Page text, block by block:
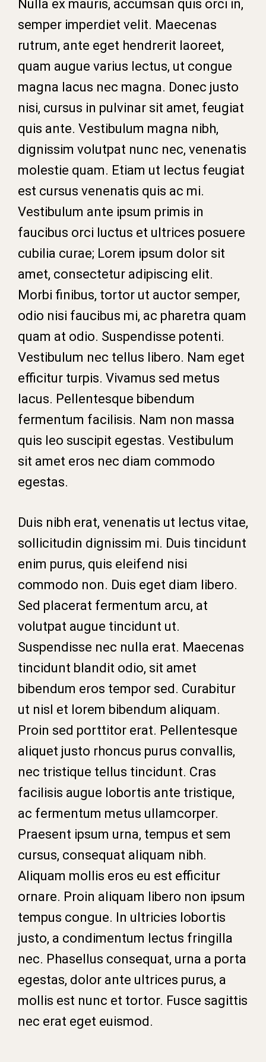
Nulla ex mauris, accumsan quis orci in,
semper imperdiet velit. Maecenas
rutrum, ante eget hendrerit laoreet,
quam augue varius lectus, ut congue
magna lacus nec magna. Donec justo
nisi, cursus in pulvinar sit amet, feugiat
quis ante. Vestibulum magna nibh,
dignissim volutpat nunc nec, venenatis
molestie quam. Etiam ut lectus feugiat
est cursus venenatis quis ac mi.
Vestibulum ante ipsum primis in
faucibus orci luctus et ultrices posuere
cubilia curae; Lorem ipsum dolor sit
amet, consectetur adipiscing elit.
Morbi finibus, tortor ut auctor semper,
odio nisi faucibus mi, ac pharetra quam
quam at odio. Suspendisse potenti.
Vestibulum nec tellus libero. Nam eget
efficitur turpis. Vivamus sed metus
lacus. Pellentesque bibendum
fermentum facilisis. Nam non massa
quis leo suscipit egestas. Vestibulum
sit amet eros nec diam commodo
egestas.
Duis nibh erat, venenatis ut lectus vitae,
sollicitudin dignissim mi. Duis tincidunt
enim purus, quis eleifend nisi
commodo non. Duis eget diam libero.
Sed placerat fermentum arcu, at
volutpat augue tincidunt ut.
Suspendisse nec nulla erat. Maecenas
tincidunt blandit odio, sit amet
bibendum eros tempor sed. Curabitur
ut nisl et lorem bibendum aliquam.
Proin sed porttitor erat. Pellentesque
aliquet justo rhoncus purus convallis,
nec tristique tellus tincidunt. Cras
facilisis augue lobortis ante tristique,
ac fermentum metus ullamcorper.
Praesent ipsum urna, tempus et sem
cursus, consequat aliquam nibh.
Aliquam mollis eros eu est efficitur
ornare. Proin aliquam libero non ipsum
tempus congue. In ultricies lobortis
justo, a condimentum lectus fringilla
nec. Phasellus consequat, urna a porta
egestas, dolor ante ultrices purus, a
mollis est nunc et tortor. Fusce sagittis
nec erat eget euismod.